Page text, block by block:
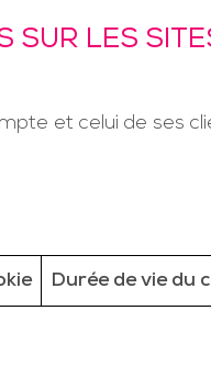
SUR LES
et celui de ses
Durée de vie du